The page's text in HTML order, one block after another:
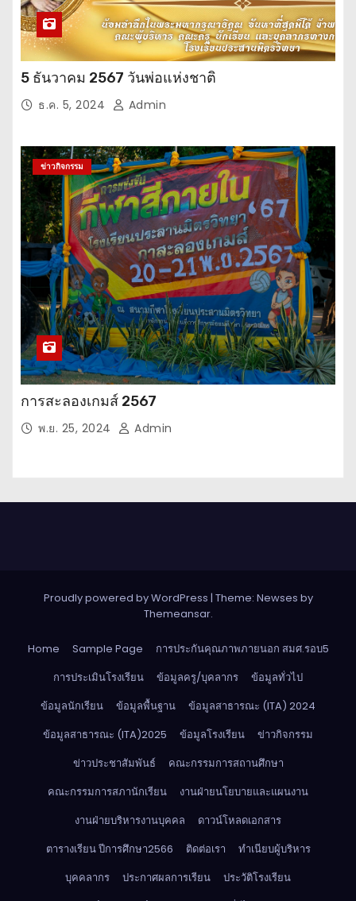
5 ธันวาคม 2567 วันพ่อแห่งชาติ
ธ.ค. 5, 2024 Admin
ข่าวกิจกรรม
การสะลองเกมส์ 2567
พ.ย. 25, 2024 Admin
Proudly powered by WordPress | Theme: Newses by
Themeansar.
Home Sample Page
การประกันคุณภาพภายนอก สมศ.รอบ5
การประเมินโรงเรียน
ข้อมูลครู/บุคลากร
ข้อมูลทั่วไป
ข้อมูลนักเรียน
ข้อมูลพื้นฐาน
ข้อมูลสาธารณะ (ITA) 2024
ข้อมูลสาธารณะ (ITA)2025
ข้อมูลโรงเรียน
ข่าวกิจกรรม
ข่าวประชาสัมพันธ์
คณะกรรมการสถานศึกษา
คณะกรรมการสภานักเรียน
งานฝ่ายนโยบายและแผนงาน
งานฝ่ายบริหารงานบุคคล
ดาวน์โหลดเอกสาร
ตารางเรียน ปีการศึกษา2566
ติดต่อเรา
ทำเนียบผู้บริหาร
บุคคลากร
ประกาศผลการเรียน
ประวัติโรงเรียน